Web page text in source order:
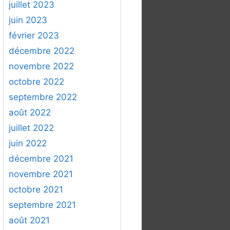
juillet 2023
juin 2023
février 2023
décembre 2022
novembre 2022
octobre 2022
septembre 2022
août 2022
juillet 2022
juin 2022
décembre 2021
novembre 2021
octobre 2021
septembre 2021
août 2021